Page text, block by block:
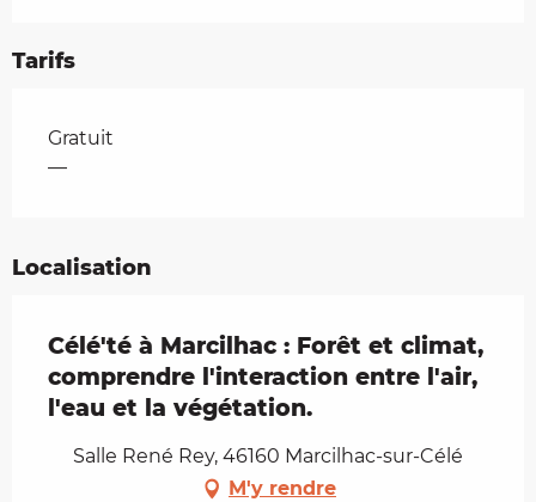
Tarifs
Tarifs 2026
Gratuit
—
Localisation
Célé'té à Marcilhac : Forêt et climat,
comprendre l'interaction entre l'air,
l'eau et la végétation.
Salle René Rey, 46160 Marcilhac-sur-Célé
M'y rendre